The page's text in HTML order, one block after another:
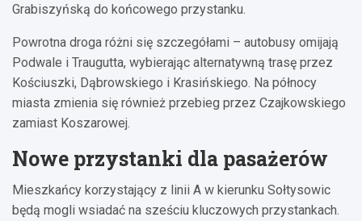
Grabiszyńską do końcowego przystanku.
Powrotna droga różni się szczegółami – autobusy omijają
Podwale i Traugutta, wybierając alternatywną trasę przez
Kościuszki, Dąbrowskiego i Krasińskiego. Na północy
miasta zmienia się również przebieg przez Czajkowskiego
zamiast Koszarowej.
Nowe przystanki dla pasażerów
Mieszkańcy korzystający z linii A w kierunku Sołtysowic
będą mogli wsiadać na sześciu kluczowych przystankach.